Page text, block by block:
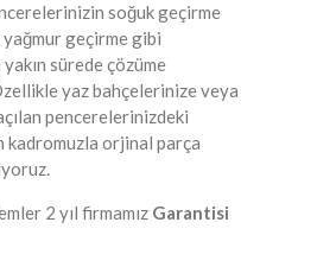
soğuk geçirme
geçirme gibi
sürede çözüme
yaz bahçelerinize veya
pencerelerinizdeki
kadromuzla orjinal parça
2 yıl firmamız Garantisi